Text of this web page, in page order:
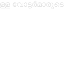
വോട്ടർമാരുടെ